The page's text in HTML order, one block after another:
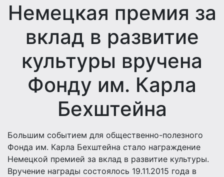
Немецкая премия за
вклад в развитие
культуры вручена
Фонду им. Карла
Бехштейна
Большим событием для общественно-полезного
Фонда им. Карла Бехштейна стало награждение
Немецкой премией за вклад в развитие культуры.
Вручение награды состоялось 19.11.2015 года в